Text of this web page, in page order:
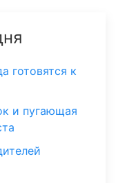
готовятся к
и пугающая